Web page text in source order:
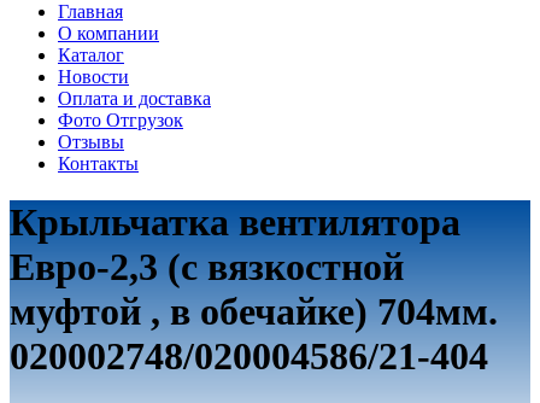
Главная
О компании
Каталог
Новости
Оплата и доставка
Фото Отгрузок
Отзывы
Контакты
Крыльчатка вентилятора
Евро-2,3 (с вязкостной
муфтой , в обечайке) 704мм.
020002748/020004586/21-404